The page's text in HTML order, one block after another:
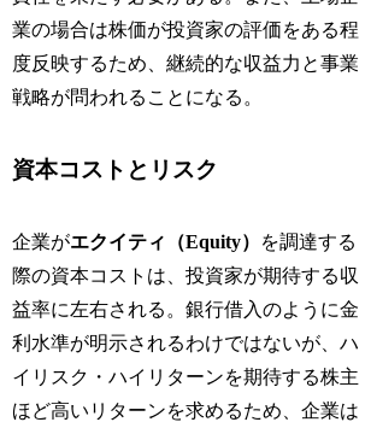
業の場合は株価が投資家の評価をある程
度反映するため、継続的な収益力と事業
戦略が問われることになる。
資本コストとリスク
企業がエクイティ（Equity）
を調達する
際の資本コストは、投資家が期待する収
益率に左右される。銀行借入のように金
利水準が明示されるわけではないが、ハ
イリスク・ハイリターンを期待する株主
ほど高いリターンを求めるため、企業は